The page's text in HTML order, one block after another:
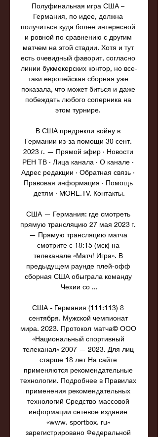
Полуфинальная игра США –
Германия, по идее, должна
получиться куда более интересной
и ровной по сравнению с другим
матчем на этой стадии. Хотя и тут
есть очевидный фаворит, согласно
линии букмекерских контор, но все-
таки европейская сборная уже
показала, что может биться и даже
побеждать любого соперника на
этом турнире.
В США предрекли войну в
Германии из-за помощи 30 сент.
2023 г. — Прямой эфир · Новости
РЕН ТВ · Лица канала · О канале ·
Адрес редакции · Обратная связь ·
Правовая информация · Помощь
детям · MORE.TV. Контакты.
США — Германия: где смотреть
прямую трансляцию 27 мая 2023 г.
— Прямую трансляцию матча
смотрите с 18:15 (мск) на
телеканале «Матч! Игра». В
предыдущем раунде плей‑офф
сборная США обыграла команду
Чехии со ...
США - Германия (111:113) 8
сентября. Мужской чемпионат
мира. 2023. Протокол матча© ООО
«Национальный спортивный
телеканал» 2007 — 2023. Для лиц
старше 18 лет На сайте
применяются рекомендательные
технологии. Подробнее в Правилах
применения рекомендательных
технологий Средство массовой
информации сетевое издание
«www. sportbox. ru»
зарегистрировано Федеральной